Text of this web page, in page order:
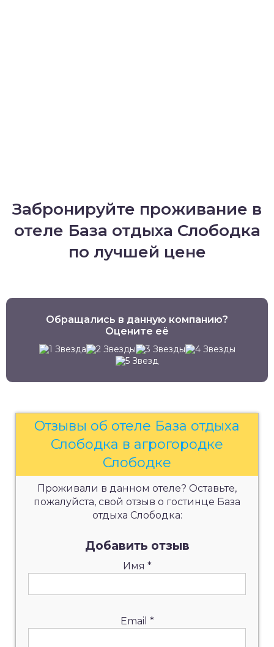
Забронируйте проживание в
отеле База отдыха Слободка
по лучшей цене
Обращались в данную компанию?
Оцените её
Отзывы об отеле База отдыха
Слободка в агрогородке
Слободке
Проживали в данном отеле? Оставьте,
пожалуйста, свой отзыв о гостинце База
отдыха Слободка:
Добавить отзыв
Имя *
Email *